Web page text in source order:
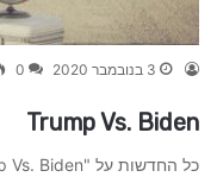
3 בנובמבר 2020 0
Trump Vs. Biden